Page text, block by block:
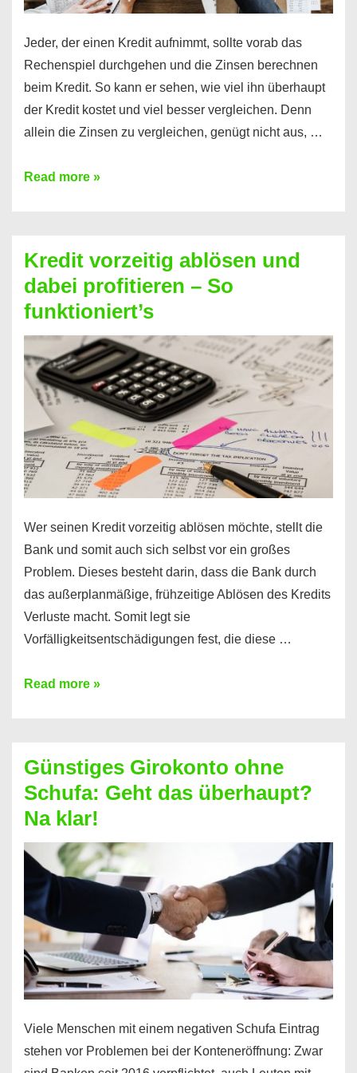
Jeder, der einen Kredit aufnimmt, sollte vorab das
Rechenspiel durchgehen und die Zinsen berechnen
beim Kredit. So kann er sehen, wie viel ihn überhaupt
der Kredit kostet und viel besser vergleichen. Denn
allein die Zinsen zu vergleichen, genügt nicht aus, …
Ganz
Kredit
berechnen
–
Mit
diesen
Regeln!
Read more »
Kredit vorzeitig ablösen und
dabei profitieren – So
funktioniert’s
Wer seinen Kredit vorzeitig ablösen möchte, stellt die
Bank und somit auch sich selbst vor ein großes
Problem. Dieses besteht darin, dass die Bank durch
das außerplanmäßige, frühzeitige Ablösen des Kredits
Verluste macht. Somit legt sie
Vorfälligkeitsentschädigungen fest, die diese …
Kredit
dabei
profitieren
–
So
funktioniert’s
Read more »
Günstiges Girokonto ohne
Schufa: Geht das überhaupt?
Na klar!
Viele Menschen mit einem negativen Schufa Eintrag
stehen vor Problemen bei der Konteneröffnung: Zwar